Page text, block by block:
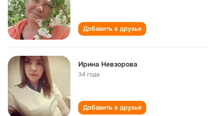
Добавить в друзья
Ирина Невзорова
34 года
Добавить в друзья